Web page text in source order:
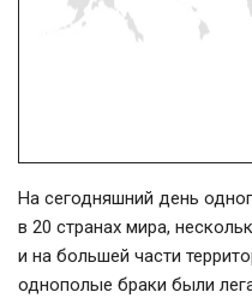
На сегодняшний день
в 20 странах мира,
и на большей части
однополые браки были